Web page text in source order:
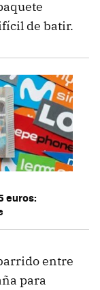
de batir.
euros:
entre
para